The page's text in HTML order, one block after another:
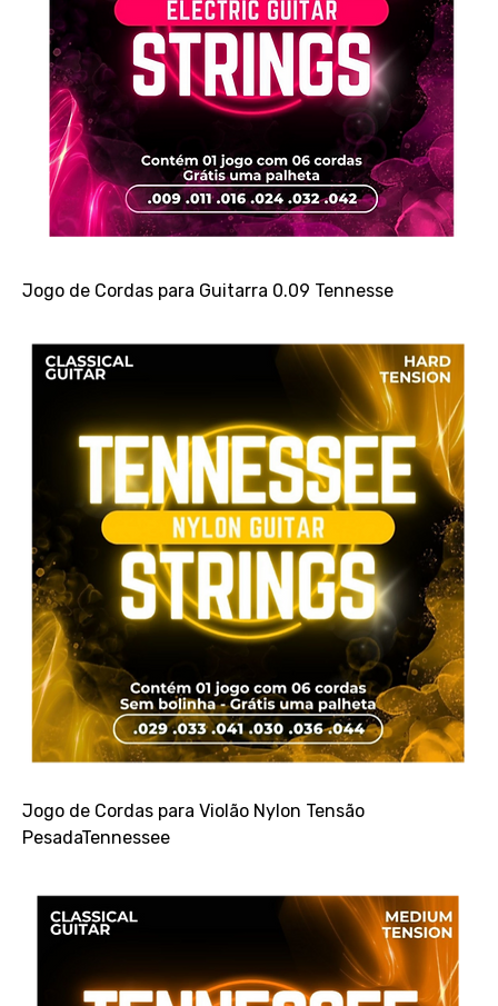
Jogo de Cordas para Guitarra 0.09 Tennesse
Jogo de Cordas para Violão Nylon Tensão
PesadaTennessee